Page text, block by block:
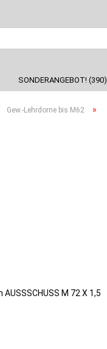
SONDERANGEBOT! (390)
Gew.-Lehrdorne bis M62 »